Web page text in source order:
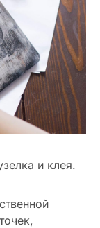
и клея.